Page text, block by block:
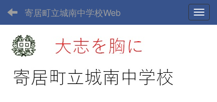
寄居町立城南中学校Web